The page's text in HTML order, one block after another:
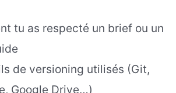
tu as respecté un brief ou un
de versioning utilisés (Git,
Google Drive…)